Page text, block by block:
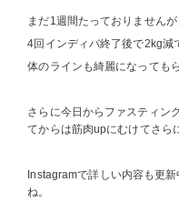
まだ1週間たっておりませんが
4回インディバ終了後で2kg減
体のラインも綺麗になっても
さらに今日からファスティン
てからは筋肉upにむけてさら
Instagramで詳しい内容も更
ね。